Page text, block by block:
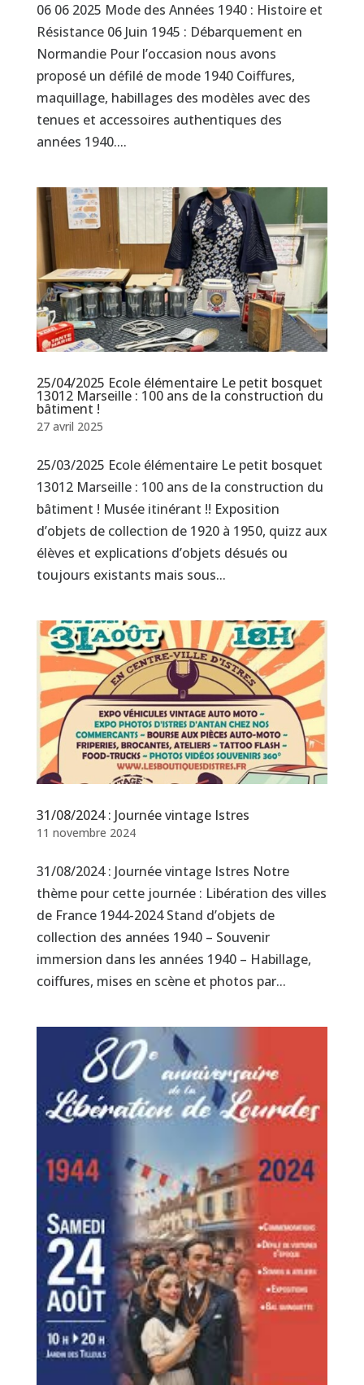
06 06 2025 Mode des Années 1940 : Histoire et
Résistance 06 Juin 1945 : Débarquement en
Normandie Pour l’occasion nous avons
proposé un défilé de mode 1940 Coiffures,
maquillage, habillages des modèles avec des
tenues et accessoires authentiques des
années 1940....
25/04/2025 Ecole élémentaire Le petit bosquet
13012 Marseille : 100 ans de la construction du
bâtiment !
27 avril 2025
25/03/2025 Ecole élémentaire Le petit bosquet
13012 Marseille : 100 ans de la construction du
bâtiment ! Musée itinérant !! Exposition
d’objets de collection de 1920 à 1950, quizz aux
élèves et explications d’objets désués ou
toujours existants mais sous...
31/08/2024 : Journée vintage Istres
11 novembre 2024
31/08/2024 : Journée vintage Istres Notre
thème pour cette journée : Libération des villes
de France 1944-2024 Stand d’objets de
collection des années 1940 – Souvenir
immersion dans les années 1940 – Habillage,
coiffures, mises en scène et photos par...